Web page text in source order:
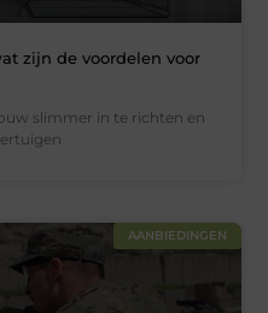
zijn de voordelen voor
slimmer in te richten en
AANBIEDINGEN